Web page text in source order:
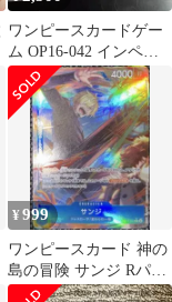
ワンピースカードゲー
ム OP16-042 インペル
ダウンの囚人画像のも
の全て
¥999
ワンピースカード 神の
島の冒険 サンジ Rパラ
レル ⭐︎OP15-047⭐︎